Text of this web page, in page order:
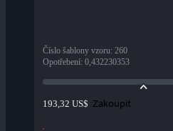
Číslo šablony vzoru: 260
Opotřebení: 0,432230353
193,32 US$ Zakoupit